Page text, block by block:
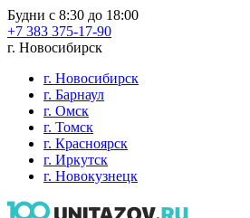
Будни с 8:30 до 18:00
+7 383 375-17-90
г. Новосибирск
г. Новосибирск
г. Барнаул
г. Омск
г. Томск
г. Красноярск
г. Иркутск
г. Новокузнецк